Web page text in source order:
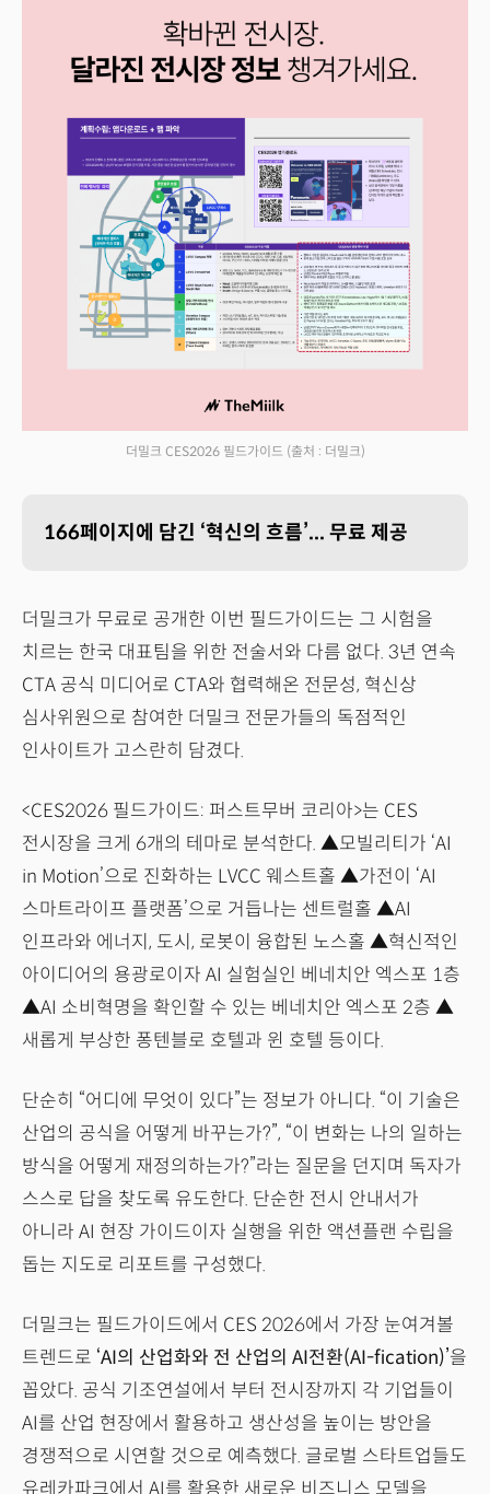
더밀크 CES2026 필드가이드 (출처 : 더밀크)
166페이지에 담긴 ‘혁신의 흐름’... 무료 제공
더밀크가 무료로 공개한 이번 필드가이드는 그 시험을
치르는 한국 대표팀을 위한 전술서와 다름 없다. 3년 연속
CTA 공식 미디어로 CTA와 협력해온 전문성, 혁신상
심사위원으로 참여한 더밀크 전문가들의 독점적인
인사이트가 고스란히 담겼다.
<CES2026 필드가이드: 퍼스트무버 코리아>는 CES
전시장을 크게 6개의 테마로 분석한다. ▲모빌리티가 ‘AI
in Motion’으로 진화하는 LVCC 웨스트홀 ▲가전이 ‘AI
스마트라이프 플랫폼’으로 거듭나는 센트럴홀 ▲AI
인프라와 에너지, 도시, 로봇이 융합된 노스홀 ▲혁신적인
아이디어의 용광로이자 AI 실험실인 베네치안 엑스포 1층
▲AI 소비혁명을 확인할 수 있는 베네치안 엑스포 2층 ▲
새롭게 부상한 퐁텐블로 호텔과 윈 호텔 등이다.
단순히 “어디에 무엇이 있다”는 정보가 아니다. “이 기술은
산업의 공식을 어떻게 바꾸는가?”, “이 변화는 나의 일하는
방식을 어떻게 재정의하는가?”라는 질문을 던지며 독자가
스스로 답을 찾도록 유도한다. 단순한 전시 안내서가
아니라 AI 현장 가이드이자 실행을 위한 액션플랜 수립을
돕는 지도로 리포트를 구성했다.
더밀크는 필드가이드에서 CES 2026에서 가장 눈여겨볼
트렌드로 ‘AI의 산업화와 전 산업의 AI전환(AI-fication)’을
꼽았다. 공식 기조연설에서 부터 전시장까지 각 기업들이
AI를 산업 현장에서 활용하고 생산성을 높이는 방안을
경쟁적으로 시연할 것으로 예측했다. 글로벌 스타트업들도
유레카파크에서 AI를 활용한 새로운 비즈니스 모델을